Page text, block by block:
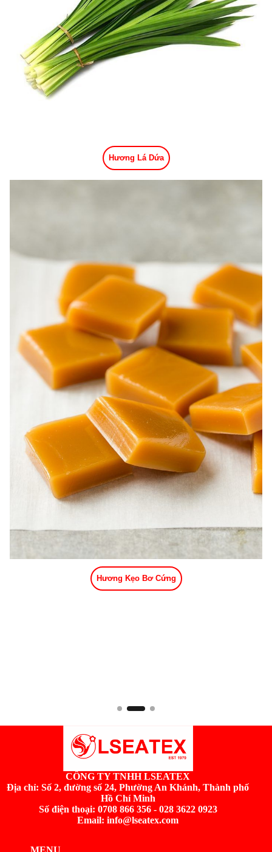
Hương Lá Dứa
Hương Kẹo Bơ Cứng
CÔNG TY TNHH LSEATEX
Địa chỉ: Số 2, đường số 24, Phường An Khánh, Thành phố
Hồ Chí Minh
Số điện thoại: 0708 866 356 - 028 3622 0923
Email: info@lseatex.com
MENU